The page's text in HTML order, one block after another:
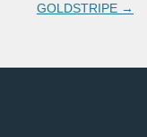
GOLDSTRIPE →